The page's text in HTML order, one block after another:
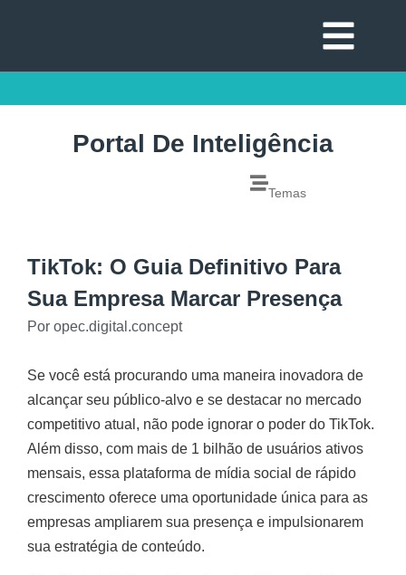
Portal De Inteligência
Temas
TikTok: O Guia Definitivo Para
Sua Empresa Marcar Presença
Por opec.digital.concept
Se você está procurando uma maneira inovadora de
alcançar seu público-alvo e se destacar no mercado
competitivo atual, não pode ignorar o poder do TikTok.
Além disso, com mais de 1 bilhão de usuários ativos
mensais, essa plataforma de mídia social de rápido
crescimento oferece uma oportunidade única para as
empresas ampliarem sua presença e impulsionarem
sua estratégia de conteúdo.